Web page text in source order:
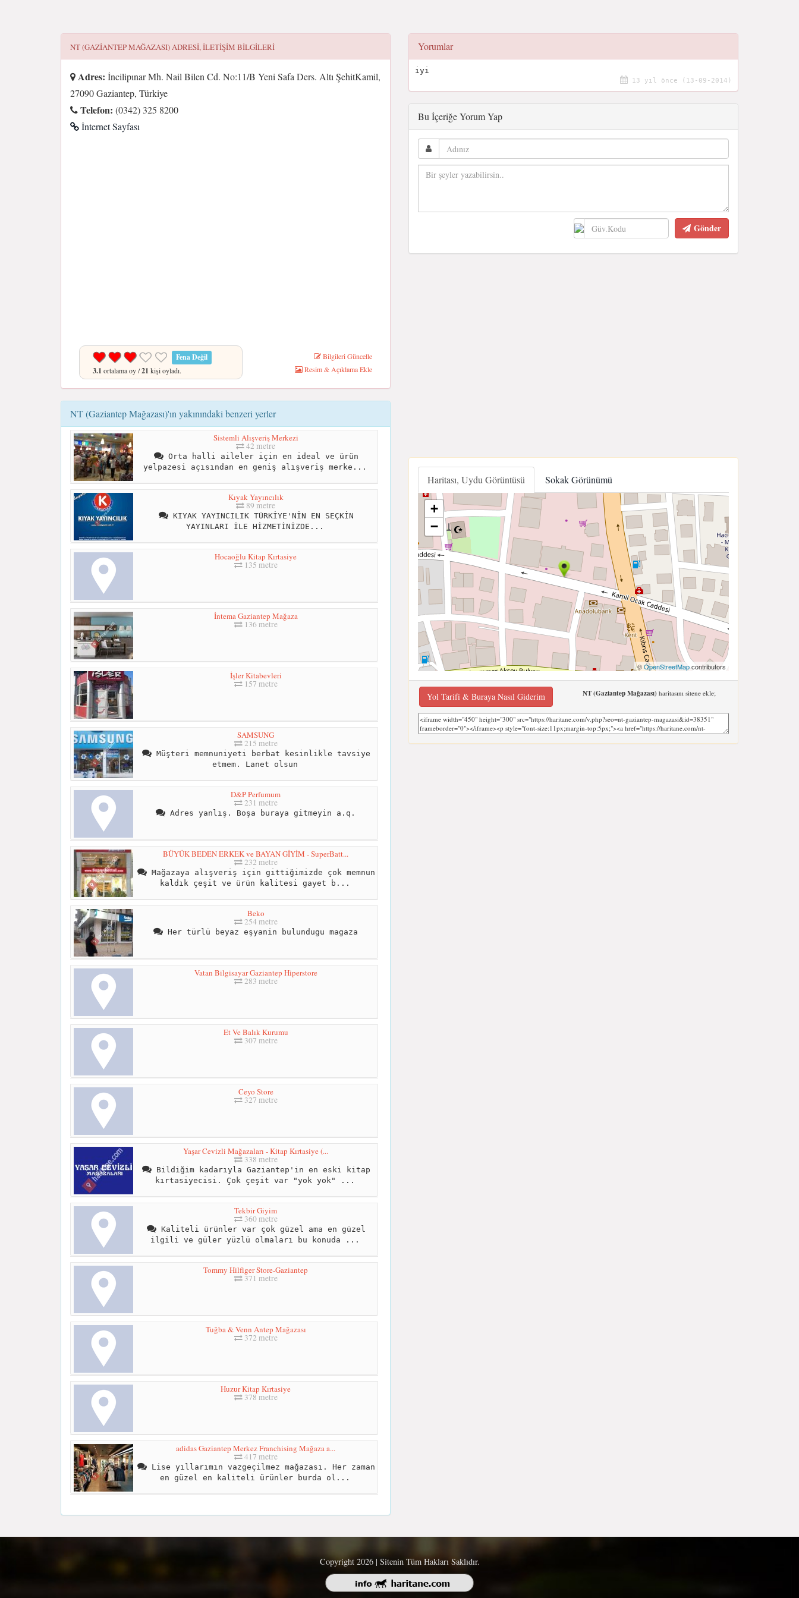
NT (GAZIANTEP MAĞAZASI)ADRESI, ILETIŞIM BILGILERI
Adres: İncilipınar Mh. Nail Bilen Cd. No:11/B Yeni Safa Ders. Altı ŞehitKamil,
27090 Gaziantep, Türkiye
Telefon: (0342) 325 8200
İnternet Sayfası
Fena Değil
3.1 ortalama oy /21 kişi oyladı.
Bilgileri Güncelle
Resim & Açıklama Ekle
NT (Gaziantep Mağazası)'ın yakınındaki benzeri yerler
Sistemli Alışveriş Merkezi
42 metre
Orta halli aileler için en ideal ve ürün
yelpazesi açısından en geniş alışveriş merke...
Kıyak Yayıncılık
89 metre
KIYAK YAYINCILIK TÜRKİYE'NİN EN SEÇKİN
YAYINLARI İLE HİZMETİNİZDE...
Hocaoğlu Kitap Kırtasiye
135 metre
İntema Gaziantep Mağaza
136 metre
İşler Kitabevleri
157 metre
SAMSUNG
215 metre
Müşteri memnuniyeti berbat kesinlikle tavsiye
etmem. Lanet olsun
D&P Perfumum
231 metre
Adres yanlış. Boşa buraya gitmeyin a.q.
BÜYÜK BEDEN ERKEK ve BAYAN GİYİM - SuperBatt...
232 metre
Mağazaya alışveriş için gittiğimizde çok memnun
kaldık çeşit ve ürün kalitesi gayet b...
Beko
254 metre
Her türlü beyaz eşyanin bulundugu magaza
Vatan Bilgisayar Gaziantep Hiperstore
283 metre
Et Ve Balık Kurumu
307 metre
Ceyo Store
327 metre
Yaşar Cevizli Mağazaları - Kitap Kırtasiye (...
338 metre
Bildiğim kadarıyla Gaziantep'in en eski kitap
kırtasiyecisi. Çok çeşit var "yok yok" ...
Tekbir Giyim
360 metre
Kaliteli ürünler var çok güzel ama en güzel
ilgili ve güler yüzlü olmaları bu konuda ...
Tommy Hilfiger Store-Gaziantep
371 metre
Tuğba & Venn Antep Mağazası
372 metre
Huzur Kitap Kırtasiye
378 metre
adidas Gaziantep Merkez Franchising Mağaza a...
417 metre
Lise yıllarımın vazgeçilmez mağazası. Her zaman
en güzel en kaliteli ürünler burda ol...
Yorumlar
iyi
13 yıl önce (13-09-2014)
Bu İçeriğe Yorum Yap
Gönder
Haritası, Uydu Görüntüsü Sokak Görünümü
+
−
©OpenStreetMapcontributors
Yol Tarifi & Buraya Nasıl Giderim NT (Gaziantep Mağazası) haritasını sitene ekle;
Copyright 2026 | Sitenin Tüm Hakları Saklıdır.